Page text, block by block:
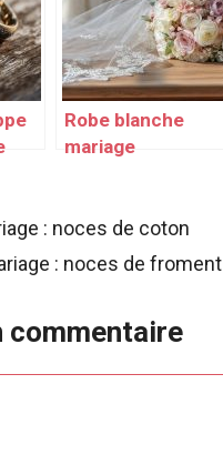
Robe blanche
mariage
: noces de coton
: noces de froment
commentaire